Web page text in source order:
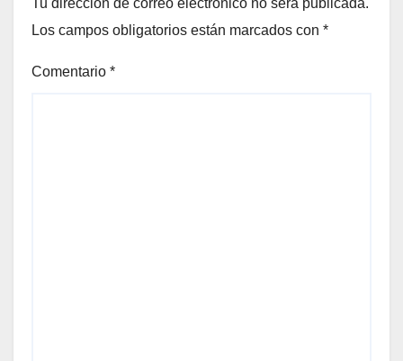
Los campos obligatorios están marcados con *
Comentario *